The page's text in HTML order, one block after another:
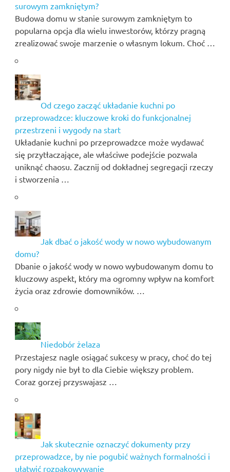
surowym zamkniętym?
Budowa domu w stanie surowym zamkniętym to
popularna opcja dla wielu inwestorów, którzy pragną
zrealizować swoje marzenie o własnym lokum. Choć …
Od czego zacząć układanie kuchni po
przeprowadzce: kluczowe kroki do funkcjonalnej
przestrzeni i wygody na start
Układanie kuchni po przeprowadzce może wydawać
się przytłaczające, ale właściwe podejście pozwala
uniknąć chaosu. Zacznij od dokładnej segregacji rzeczy
i stworzenia …
Jak dbać o jakość wody w nowo wybudowanym
domu?
Dbanie o jakość wody w nowo wybudowanym domu to
kluczowy aspekt, który ma ogromny wpływ na komfort
życia oraz zdrowie domowników. …
Niedobór żelaza
Przestajesz nagle osiągać sukcesy w pracy, choć do tej
pory nigdy nie był to dla Ciebie większy problem.
Coraz gorzej przyswajasz …
Jak skutecznie oznaczyć dokumenty przy
przeprowadzce, by nie pogubić ważnych formalności i
ułatwić rozpakowywanie